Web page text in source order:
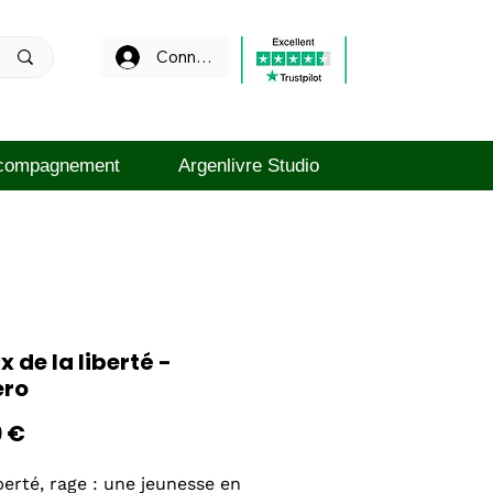
Connexion
Argenlivre Studio
de la liberté -
€Prix
rage : une jeunesse en